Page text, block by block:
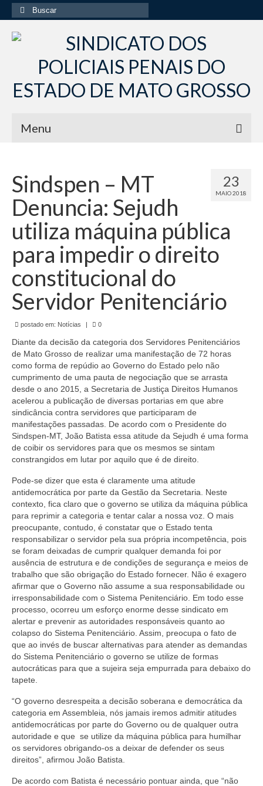
Buscar
por:
Menu
Institucional
Diretoria Sindsppen
Histórico do Sindsppen
Histórico do Sistema Penitenciário do Estado
de Mato Grosso
Formulário de Requerimento Padrão Sindsppen
Tabela Salarial do Sistema Penitenciário
Serviços prestados pelo Sindicato dos
Servidores Penitenciários de Mato Grosso
Filie-se
Notícias Gerais
Artigos
Nota de Falecimento
Notícias
Pautas Nacionais
Convênios
Fale Conosco
Permutas Disponíveis
Área do Filiado
Regimento interno do Sindsppen
23
MAIO 2018
Sindspen – MT
Denuncia: Sejudh
utiliza máquina pública
para impedir o direito
constitucional do
Servidor Penitenciário
postado em: Notícias | 0
Diante da decisão da categoria dos Servidores Penitenciários
de Mato Grosso de realizar uma manifestação de 72 horas
como forma de repúdio ao Governo do Estado pelo não
cumprimento de uma pauta de negociação que se arrasta
desde o ano 2015, a Secretaria de Justiça Direitos Humanos
acelerou a publicação de diversas portarias em que abre
sindicância contra servidores que participaram de
manifestações passadas. De acordo com o Presidente do
Sindspen-MT, João Batista essa atitude da Sejudh é uma forma
de coibir os servidores para que os mesmos se sintam
constrangidos em lutar por aquilo que é de direito.
Pode-se dizer que esta é claramente uma atitude
antidemocrática por parte da Gestão da Secretaria. Neste
contexto, fica claro que o governo se utiliza da máquina pública
para reprimir a categoria e tentar calar a nossa voz. O mais
preocupante, contudo, é constatar que o Estado tenta
responsabilizar o servidor pela sua própria incompetência, pois
se foram deixadas de cumprir qualquer demanda foi por
ausência de estrutura e de condições de segurança e meios de
trabalho que são obrigação do Estado fornecer. Não é exagero
afirmar que o Governo não assume a sua responsabilidade ou
irresponsabilidade com o Sistema Penitenciário. Em todo esse
processo, ocorreu um esforço enorme desse sindicato em
alertar e prevenir as autoridades responsáveis quanto ao
colapso do Sistema Penitenciário. Assim, preocupa o fato de
que ao invés de buscar alternativas para atender as demandas
do Sistema Penitenciário o governo se utilize de formas
autocráticas para que a sujeira seja empurrada para debaixo do
tapete.
“O governo desrespeita a decisão soberana e democrática da
categoria em Assembleia, nós jamais iremos admitir atitudes
antidemocráticas por parte do Governo ou de qualquer outra
autoridade e que se utilize da máquina pública para humilhar
os servidores obrigando-os a deixar de defender os seus
direitos”, afirmou João Batista.
De acordo com Batista é necessário pontuar ainda, que “não